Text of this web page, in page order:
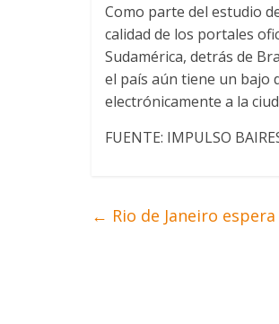
Como parte del estudio
calidad de los portales
Sudamérica, detrás de
el país aún tiene un bajo
electrónicamente a la
FUENTE: IMPULSO
← Rio de Janeiro